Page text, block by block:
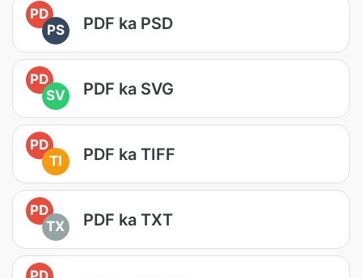
PD
PS
PDF ka PSD
PD
SV
PDF ka SVG
PD
TI
PDF ka TIFF
PD
TX
PDF ka TXT